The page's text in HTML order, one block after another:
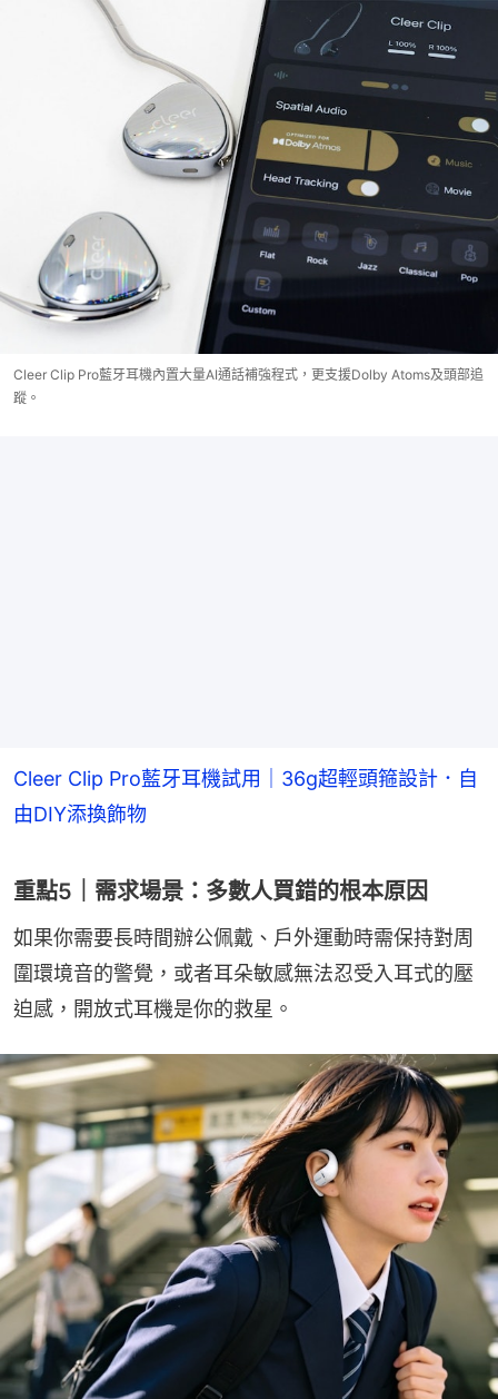
Cleer Clip Pro藍牙耳機內置大量AI通話補強程式，更支援Dolby Atoms及頭部追
蹤。
Cleer Clip Pro藍牙耳機試用｜36g超輕頭箍設計．自
由DIY添換飾物
重點5｜需求場景：多數人買錯的根本原因
如果你需要長時間辦公佩戴、戶外運動時需保持對周
圍環境音的警覺，或者耳朵敏感無法忍受入耳式的壓
迫感，開放式耳機是你的救星。